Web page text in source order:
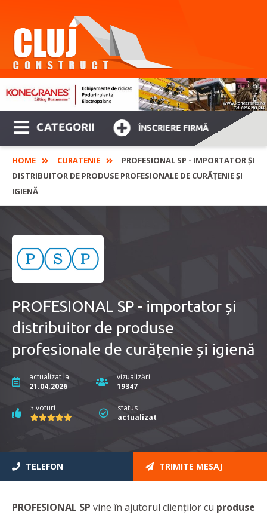
CATEGORII ÎNSCRIERE FIRMĂ
HOME CURATENIE
PROFESIONAL SP - IMPORTATOR ȘI
DISTRIBUITOR DE PRODUSE PROFESIONALE DE CURĂȚENIE ȘI
IGIENĂ
PROFESIONAL SP - importator și
distribuitor de produse
profesionale de curățenie și igienă
actualizat la
21.04.2026
vizualizări
19347
3 voturi
status
actualizat
TELEFON TRIMITE MESAJ
PROFESIONAL SP vine în ajutorul clienților cu produse